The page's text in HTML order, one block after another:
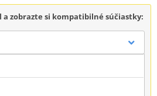
a zobrazte si kompatibilné súčiastky: